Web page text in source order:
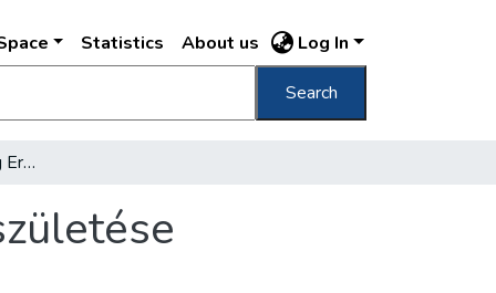
Statistics About us Log In
Search
Mielőbb kezdődjék meg Erzsébetváros újjászületése